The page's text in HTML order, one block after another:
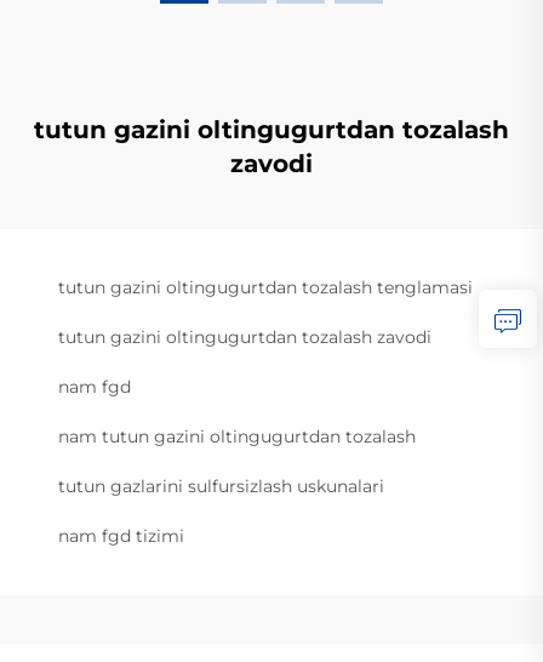
tutun gazini oltingugurtdan tozalash
zavodi
tutun gazini oltingugurtdan tozalash tenglamasi
tutun gazini oltingugurtdan tozalash zavodi
nam fgd
nam tutun gazini oltingugurtdan tozalash
tutun gazlarini sulfursizlash uskunalari
nam fgd tizimi